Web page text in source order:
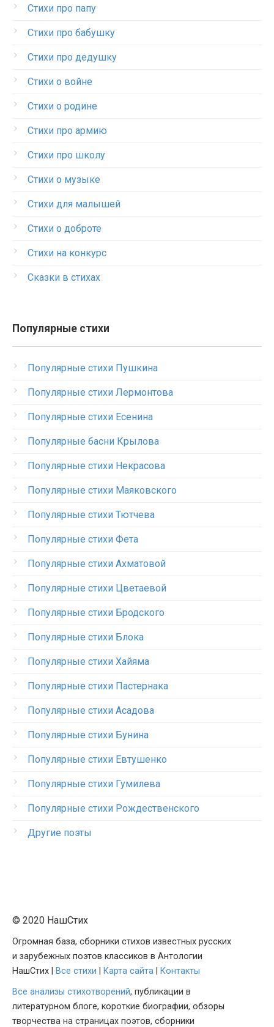
Стихи про папу
Стихи про бабушку
Стихи про дедушку
Стихи о войне
Стихи о родине
Стихи про армию
Стихи про школу
Стихи о музыке
Стихи для малышей
Стихи о доброте
Стихи на конкурс
Сказки в стихах
Популярные стихи
Популярные стихи Пушкина
Популярные стихи Лермонтова
Популярные стихи Есенина
Популярные басни Крылова
Популярные стихи Некрасова
Популярные стихи Маяковского
Популярные стихи Тютчева
Популярные стихи Фета
Популярные стихи Ахматовой
Популярные стихи Цветаевой
Популярные стихи Бродского
Популярные стихи Блока
Популярные стихи Хайяма
Популярные стихи Пастернака
Популярные стихи Асадова
Популярные стихи Бунина
Популярные стихи Евтушенко
Популярные стихи Гумилева
Популярные стихи Рождественского
Другие поэты
© 2020 НашСтих
Огромная база, сборники стихов известных русских
и зарубежных поэтов классиков в Антологии
НашСтих |
Все стихи Карта сайта
Контакты
Все анализы стихотворений, публикации в
литературном блоге, короткие биографии, обзоры
творчества на страницах поэтов, сборники